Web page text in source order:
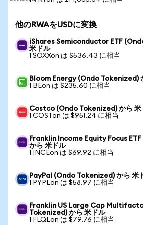
他のRWAをUSDに変換
iShares Semiconductor ETF
米ドル
1 SOXXon は $536.43 に相当
Bloom Energy (Ondo Tokenized)
1 BEon は $235.60 に相当
Costco (Ondo Tokenized) から 米
1 COSTon は $951.24 に相当
Franklin Income Equity Focus
から 米ドル
1 INCEon は $69.92 に相当
PayPal (Ondo Tokenized) から 米
1 PYPLon は $58.97 に相当
Franklin US Large Cap
Tokenized) から 米ドル
1 FLQLon は $79.76 に相当